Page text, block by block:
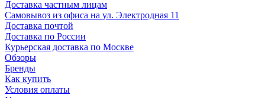
Доставка частным лицам
Самовывоз из офиса на ул. Электродная 11
Доставка почтой
Доставка по России
Курьерская доставка по Москве
Обзоры
Бренды
Как купить
Условия оплаты